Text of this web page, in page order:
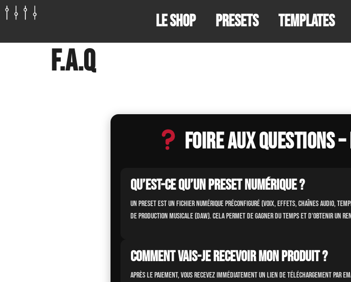
Le shop Presets Templates
F.A.Q
Foire Aux Questions
Qu’est-ce qu’un preset numérique ?
Un preset est un fichier numérique préconfiguré (voix, effets, chaînes audio,
de production musicale (DAW). Cela permet de gagner du temps et d’obtenir un
Comment vais-je recevoir mon produit ?
Après le paiement, vous recevez immédiatement un lien de téléchargement par